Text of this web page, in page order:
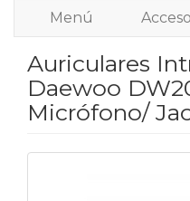
Menú Acceso
Auriculares
Daewoo
Micrófono/